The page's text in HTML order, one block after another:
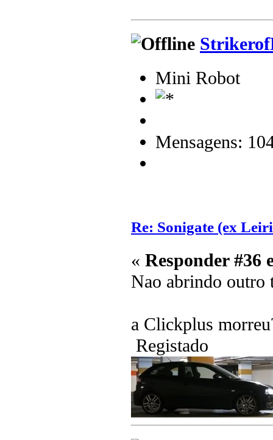
Mini Robot
Mensagens:
Re: Sonigate (ex
« Responder #36
Nao abrindo outro
a Clickplus
Registado